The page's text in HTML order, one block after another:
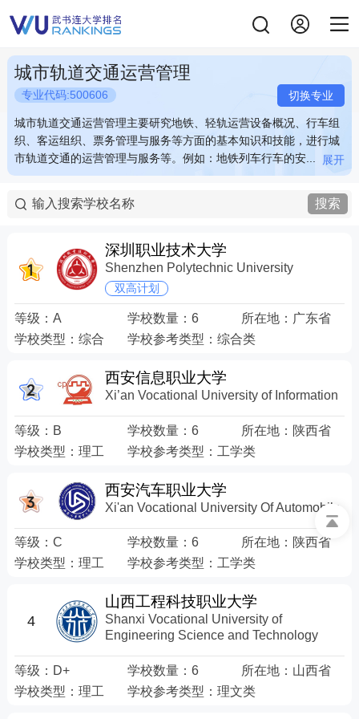
城市轨道交通运营管理
专业代码:500606 切换专业
城市轨道交通运营管理主要研究地铁、轻轨运营设备概况、行车组
织、客运组织、票务管理与服务等方面的基本知识和技能，进行城
市轨道交通的运营管理与服务等。例如：地铁列车行车的安...
城市轨道交通运营管理主要研究地铁、轻轨运营设备概况、行车组
织、客运组织、票务管理与服务等方面的基本知识和技能，进行城
市轨道交通的运营管理与服务等。例如：地铁列车行车的安排与调
查，地铁的售检票等。 关键词：地铁 站台 安检 票务
展开
城市轨道交通运营管理主要研究地铁、轻轨运营设备概况、行车组
织、客运组织、票务管理与服务等方面的基本知识和技能，进行城
市轨道交通的运营管理与服务等。例如：地铁列车行车的安...
城市轨道交通运营管理主要研究地铁、轻轨运营设备概况、行车组
织、客运组织、票务管理与服务等方面的基本知识和技能，进行城
市轨道交通的运营管理与服务等。例如：地铁列车行车的安排与调
查，地铁的售检票等。 关键词：地铁 站台 安检 票务
展开
搜索
深圳职业技术大学
Shenzhen Polytechnic University
双高计划
等级： A 学校数量：6 所在地： 广东省
学校类型： 综合 学校参考类型：综合类
西安信息职业大学
Xi’an Vocational University of Information
等级： B 学校数量：6 所在地： 陕西省
学校类型： 理工 学校参考类型： 工学类
西安汽车职业大学
Xi'an Vocational University Of Automobile
等级： C 学校数量：6 所在地： 陕西省
学校类型： 理工 学校参考类型：工学类
4
山西工程科技职业大学
Shanxi Vocational University of
Engineering Science and Technology
等级： D+ 学校数量：6 所在地： 山西省
学校类型： 理工 学校参考类型：理文类